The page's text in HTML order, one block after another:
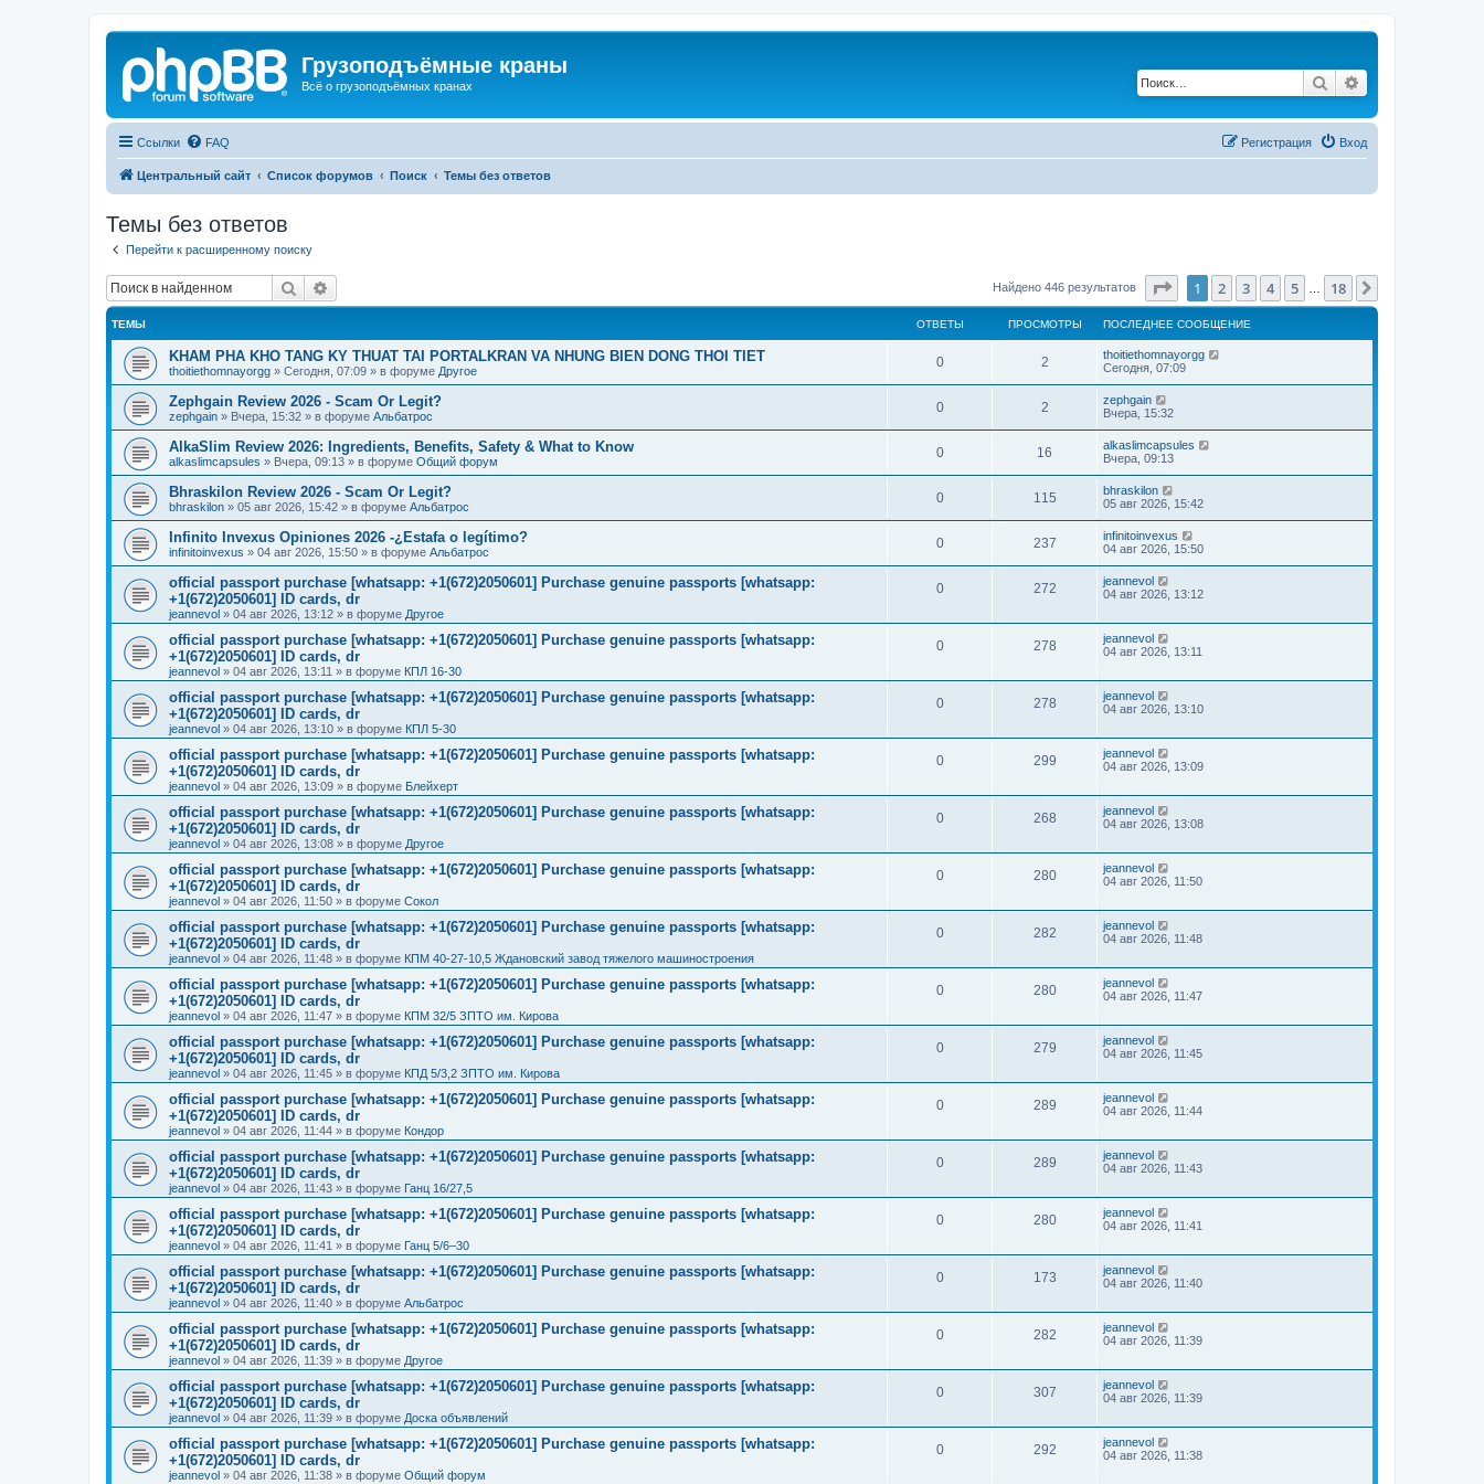
Грузоподъёмные краны
Всё о грузоподъёмных кранах Поиск
Ссылки FAQ Вход
Регистрация
Центральный сайт Список форумов Поиск Темы без ответов
Темы без ответов
Перейти к расширенному поиску
Поиск Найдено 446 результатов Страница1 из 18
1 2 3 4 5 18
ТЕМЫ ОТВЕТЫ ПРОСМОТРЫ ПОСЛЕДНЕЕ СООБЩЕНИЕ
KHAM PHA KHO TANG KY THUAT TAI PORTALKRAN VA NHUNG BIEN DONG THOI TIET
thoitiethomnayorgg » Сегодня, 07:09 » в форуме Другое
0 2
thoitiethomnayorgg
Сегодня, 07:09
Zephgain Review 2026 - Scam Or Legit?
zephgain » Вчера, 15:32 » в форуме Альбатрос
0 2
zephgain
Вчера, 15:32
AlkaSlim Review 2026: Ingredients, Benefits, Safety & What to Know
alkaslimcapsules » Вчера, 09:13 » в форуме Общий форум
0 16
alkaslimcapsules
Вчера, 09:13
Bhraskilon Review 2026 - Scam Or Legit?
bhraskilon » 05 авг 2026, 15:42 » в форуме Альбатрос
0 115
bhraskilon
05 авг 2026, 15:42
Infinito Invexus Opiniones 2026 -¿Estafa o legítimo?
infinitoinvexus » 04 авг 2026, 15:50 » в форуме Альбатрос
0 237
infinitoinvexus
04 авг 2026, 15:50
official passport purchase [whatsapp: +1(672)2050601] Purchase genuine passports [whatsapp:
+1(672)2050601] ID cards, dr
jeannevol » 04 авг 2026, 13:12 » в форуме Другое
0 272
jeannevol
04 авг 2026, 13:12
official passport purchase [whatsapp: +1(672)2050601] Purchase genuine passports [whatsapp:
+1(672)2050601] ID cards, dr
jeannevol » 04 авг 2026, 13:11 » в форуме КПЛ 16-30
0 278
jeannevol
04 авг 2026, 13:11
official passport purchase [whatsapp: +1(672)2050601] Purchase genuine passports [whatsapp:
+1(672)2050601] ID cards, dr
jeannevol » 04 авг 2026, 13:10 » в форуме КПЛ 5-30
0 278
jeannevol
04 авг 2026, 13:10
official passport purchase [whatsapp: +1(672)2050601] Purchase genuine passports [whatsapp:
+1(672)2050601] ID cards, dr
jeannevol » 04 авг 2026, 13:09 » в форуме Блейхерт
0 299
jeannevol
04 авг 2026, 13:09
official passport purchase [whatsapp: +1(672)2050601] Purchase genuine passports [whatsapp:
+1(672)2050601] ID cards, dr
jeannevol » 04 авг 2026, 13:08 » в форуме Другое
0 268
jeannevol
04 авг 2026, 13:08
official passport purchase [whatsapp: +1(672)2050601] Purchase genuine passports [whatsapp:
+1(672)2050601] ID cards, dr
jeannevol » 04 авг 2026, 11:50 » в форуме Сокол
0 280
jeannevol
04 авг 2026, 11:50
official passport purchase [whatsapp: +1(672)2050601] Purchase genuine passports [whatsapp:
+1(672)2050601] ID cards, dr
jeannevol » 04 авг 2026, 11:48 » в форуме КПМ 40-27-10,5 Ждановский завод тяжелого машиностроения
0 282
jeannevol
04 авг 2026, 11:48
official passport purchase [whatsapp: +1(672)2050601] Purchase genuine passports [whatsapp:
+1(672)2050601] ID cards, dr
jeannevol » 04 авг 2026, 11:47 » в форуме КПМ 32/5 ЗПТО им. Кирова
0 280
jeannevol
04 авг 2026, 11:47
official passport purchase [whatsapp: +1(672)2050601] Purchase genuine passports [whatsapp:
+1(672)2050601] ID cards, dr
jeannevol » 04 авг 2026, 11:45 » в форуме КПД 5/3,2 ЗПТО им. Кирова
0 279
jeannevol
04 авг 2026, 11:45
official passport purchase [whatsapp: +1(672)2050601] Purchase genuine passports [whatsapp:
+1(672)2050601] ID cards, dr
jeannevol » 04 авг 2026, 11:44 » в форуме Кондор
0 289
jeannevol
04 авг 2026, 11:44
official passport purchase [whatsapp: +1(672)2050601] Purchase genuine passports [whatsapp:
+1(672)2050601] ID cards, dr
jeannevol » 04 авг 2026, 11:43 » в форуме Ганц 16/27,5
0 289
jeannevol
04 авг 2026, 11:43
official passport purchase [whatsapp: +1(672)2050601] Purchase genuine passports [whatsapp:
+1(672)2050601] ID cards, dr
jeannevol » 04 авг 2026, 11:41 » в форуме Ганц 5/6–30
0 280
jeannevol
04 авг 2026, 11:41
official passport purchase [whatsapp: +1(672)2050601] Purchase genuine passports [whatsapp:
+1(672)2050601] ID cards, dr
jeannevol » 04 авг 2026, 11:40 » в форуме Альбатрос
0 173
jeannevol
04 авг 2026, 11:40
official passport purchase [whatsapp: +1(672)2050601] Purchase genuine passports [whatsapp:
+1(672)2050601] ID cards, dr
jeannevol » 04 авг 2026, 11:39 » в форуме Другое
0 282
jeannevol
04 авг 2026, 11:39
official passport purchase [whatsapp: +1(672)2050601] Purchase genuine passports [whatsapp:
+1(672)2050601] ID cards, dr
jeannevol » 04 авг 2026, 11:39 » в форуме Доска объявлений
0 307
jeannevol
04 авг 2026, 11:39
official passport purchase [whatsapp: +1(672)2050601] Purchase genuine passports [whatsapp:
+1(672)2050601] ID cards, dr
jeannevol » 04 авг 2026, 11:38 » в форуме Общий форум
0 292
jeannevol
04 авг 2026, 11:38